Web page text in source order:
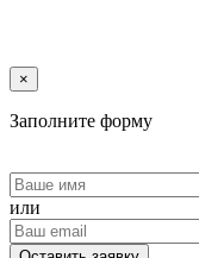
×
Заполните форму
или